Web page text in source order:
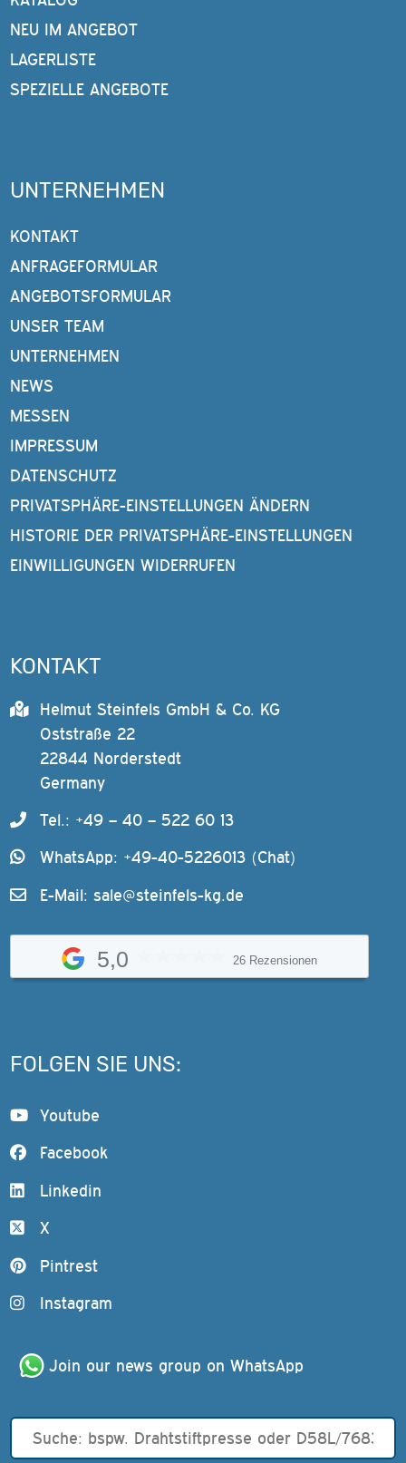
NEU IM ANGEBOT
LAGERLISTE
SPEZIELLE ANGEBOTE
UNTERNEHMEN
KONTAKT
ANFRAGEFORMULAR
ANGEBOTSFORMULAR
UNSER TEAM
UNTERNEHMEN
NEWS
MESSEN
IMPRESSUM
DATENSCHUTZ
PRIVATSPHÄRE-EINSTELLUNGEN ÄNDERN
HISTORIE DER PRIVATSPHÄRE-EINSTELLUNGEN
EINWILLIGUNGEN WIDERRUFEN
KONTAKT
Helmut Steinfels GmbH & Co. KG
Oststraße 22
22844 Norderstedt
Germany
Tel.: +49 – 40 – 522 60 13
WhatsApp: +49-40-5226013 (Chat)
E-Mail: sale@steinfels-kg.de
5,0 26 Rezensionen
FOLGEN SIE UNS:
Youtube
Facebook
Linkedin
X
Pintrest
Instagram
Join our news group on WhatsApp